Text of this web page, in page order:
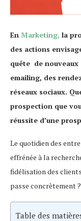
En Marketing, la
des actions
quête de
emailing, des
réseaux sociaux.
prospection que
réussite d’une
Le quotidien des
effrénée à la
fidélisation des
passe concrètement ?
Table des